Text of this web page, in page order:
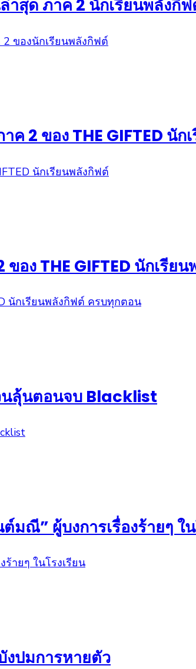
สุด ภาค 2 นักเรียนพลังกิ
2 ของ THE GIFTED นัก
ง THE GIFTED นักเรีย
ลุ้นตอนจบ Blacklist
ณี” ผู้บงการเรื่องร้ายๆ ใ
งปมการหายตัว